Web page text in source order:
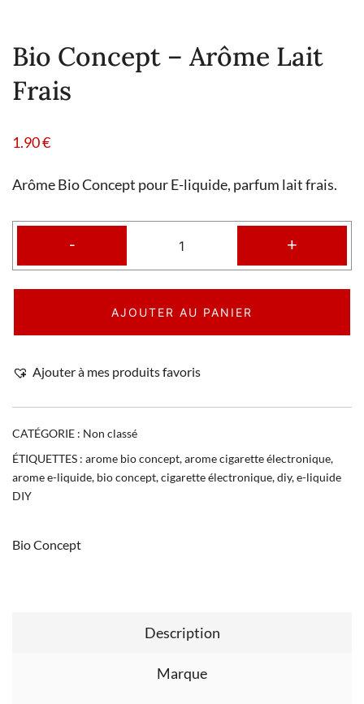
Bio Concept – Arôme Lait
Frais
1.90€
Arôme Bio Concept pour E-liquide, parfum lait frais.
- +
AJOUTER AU PANIER
Ajouter à mes produits favoris
CATÉGORIE : Non classé
ÉTIQUETTES : arome bio concept,arome cigarette électronique,
arome e-liquide, bio concept,cigarette électronique,diy,e-liquide
DIY
Bio Concept
Description
Marque